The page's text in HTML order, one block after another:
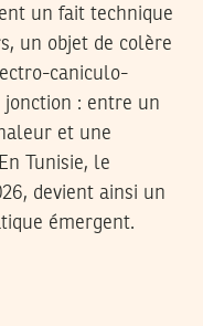
un fait technique
un objet de colère
caniculo-
jonction : entre un
et une
Tunisie, le
devient ainsi un
émergent.